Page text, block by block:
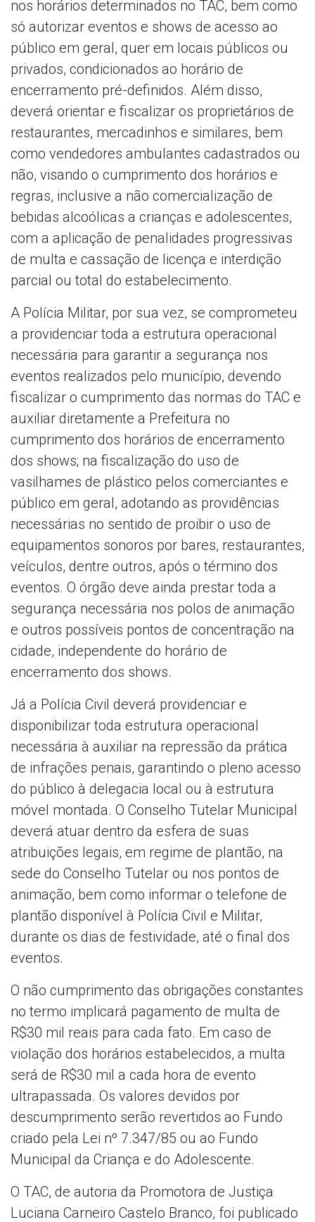
nos horários determinados no TAC, bem como
só autorizar eventos e shows de acesso ao
público em geral, quer em locais públicos ou
privados, condicionados ao horário de
encerramento pré-definidos. Além disso,
deverá orientar e fiscalizar os proprietários de
restaurantes, mercadinhos e similares, bem
como vendedores ambulantes cadastrados ou
não, visando o cumprimento dos horários e
regras, inclusive a não comercialização de
bebidas alcoólicas a crianças e adolescentes,
com a aplicação de penalidades progressivas
de multa e cassação de licença e interdição
parcial ou total do estabelecimento.
A Polícia Militar, por sua vez, se comprometeu
a providenciar toda a estrutura operacional
necessária para garantir a segurança nos
eventos realizados pelo município, devendo
fiscalizar o cumprimento das normas do TAC e
auxiliar diretamente a Prefeitura no
cumprimento dos horários de encerramento
dos shows; na fiscalização do uso de
vasilhames de plástico pelos comerciantes e
público em geral, adotando as providências
necessárias no sentido de proibir o uso de
equipamentos sonoros por bares, restaurantes,
veículos, dentre outros, após o término dos
eventos. O órgão deve ainda prestar toda a
segurança necessária nos polos de animação
e outros possíveis pontos de concentração na
cidade, independente do horário de
encerramento dos shows.
Já a Polícia Civil deverá providenciar e
disponibilizar toda estrutura operacional
necessária à auxiliar na repressão da prática
de infrações penais, garantindo o pleno acesso
do público à delegacia local ou à estrutura
móvel montada. O Conselho Tutelar Municipal
deverá atuar dentro da esfera de suas
atribuições legais, em regime de plantão, na
sede do Conselho Tutelar ou nos pontos de
animação, bem como informar o telefone de
plantão disponível à Polícia Civil e Militar,
durante os dias de festividade, até o final dos
eventos.
O não cumprimento das obrigações constantes
no termo implicará pagamento de multa de
R$30 mil reais para cada fato. Em caso de
violação dos horários estabelecidos, a multa
será de R$30 mil a cada hora de evento
ultrapassada. Os valores devidos por
descumprimento serão revertidos ao Fundo
criado pela Lei nº 7.347/85 ou ao Fundo
Municipal da Criança e do Adolescente.
O TAC, de autoria da Promotora de Justiça
Luciana Carneiro Castelo Branco, foi publicado